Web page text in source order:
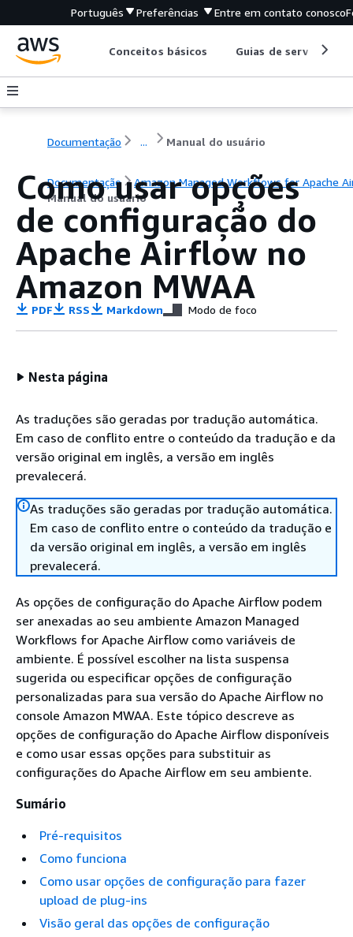
Português Preferências Entre em contato conosco
Conceitos básicos Guias de serviço
Documentação ... Manual do usuário
Documentação
Amazon Managed Workflows for Apache
Manual do usuário
Como usar opções
de configuração do
Apache Airflow no
Amazon MWAA
PDF RSS Markdown Modo de foco
Nesta página
As traduções são geradas por tradução automática.
Em caso de conflito entre o conteúdo da tradução e da
versão original em inglês, a versão em inglês
prevalecerá.
As traduções são geradas por tradução automática.
Em caso de conflito entre o conteúdo da tradução e
da versão original em inglês, a versão em inglês
prevalecerá.
As opções de configuração do Apache Airflow podem
ser anexadas ao seu ambiente Amazon Managed
Workflows for Apache Airflow como variáveis de
ambiente. É possível escolher na lista suspensa
sugerida ou especificar opções de configuração
personalizadas para sua versão do Apache Airflow no
console Amazon MWAA. Este tópico descreve as
opções de configuração do Apache Airflow disponíveis
e como usar essas opções para substituir as
configurações do Apache Airflow em seu ambiente.
Sumário
Pré-requisitos
Como funciona
Como usar opções de configuração para fazer
upload de plug-ins
Visão geral das opções de configuração